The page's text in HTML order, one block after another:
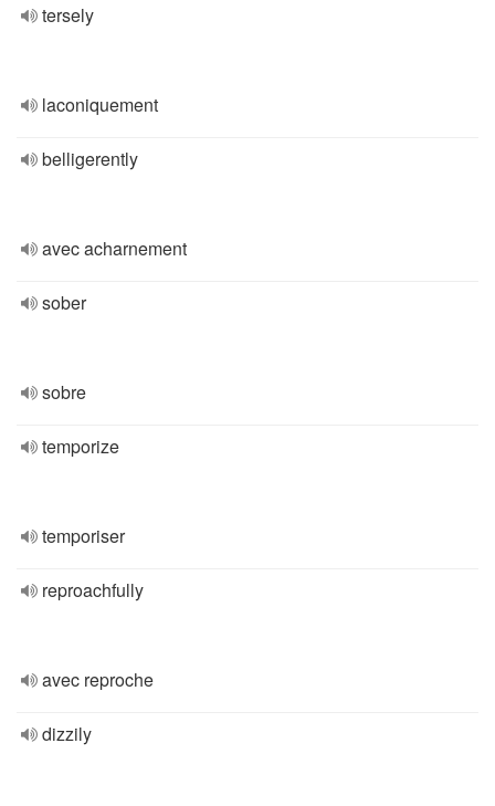
tersely
laconiquement
belligerently
avec acharnement
sober
sobre
temporize
temporiser
reproachfully
avec reproche
dizzily